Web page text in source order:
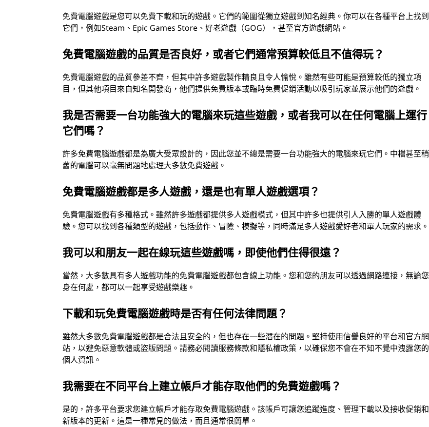
免費電腦遊戲是您可以免費下載和玩的遊戲。它們的範圍從獨立遊戲到知名經典。你可以在各種平台上找到
它們，例如Steam、Epic Games Store、好老遊戲（GOG），甚至官方遊戲網站。
免費電腦遊戲的品質是否良好，或者它們通常預算較低且不值得玩？
免費電腦遊戲的品質參差不齊，但其中許多遊戲製作精良且令人愉悅。雖然有些可能是預算較低的獨立項
目，但其他項目來自知名開發商，他們提供免費版本或臨時免費促銷活動以吸引玩家並展示他們的遊戲。
我是否需要一台功能強大的電腦來玩這些遊戲，或者我可以在任何電腦上運行
它們嗎？
許多免費電腦遊戲都是為廣大受眾設計的，因此您並不總是需要一台功能強大的電腦來玩它們。中檔甚至稍
舊的電腦可以毫無問題地處理大多數免費遊戲。
免費電腦遊戲都是多人遊戲，還是也有單人遊戲選項？
免費電腦遊戲有多種格式。雖然許多遊戲都提供多人遊戲模式，但其中許多也提供引人入勝的單人遊戲體
驗。您可以找到各種類型的遊戲，包括動作、冒險、模擬等，同時滿足多人遊戲愛好者和單人玩家的需求。
我可以和朋友一起在線玩這些遊戲嗎，即使他們住得很遠？
當然，大多數具有多人遊戲功能的免費電腦遊戲都包含線上功能。您和您的朋友可以透過網路連接，無論您
身在何處，都可以一起享受遊戲樂趣。
下載和玩免費電腦遊戲時是否有任何法律問題？
雖然大多數免費電腦遊戲都是合法且安全的，但也存在一些潛在的問題。堅持使用信譽良好的平台和官方網
站，以避免惡意軟體或盜版問題。請務必閱讀服務條款和隱私權政策，以確保您不會在不知不覺中洩露您的
個人資訊。
我需要在不同平台上建立帳戶才能存取他們的免費遊戲嗎？
是的，許多平台要求您建立帳戶才能存取免費電腦遊戲。該帳戶可讓您追蹤進度、管理下載以及接收促銷和
新版本的更新。這是一種常見的做法，而且通常很簡單。